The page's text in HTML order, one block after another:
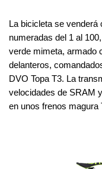
La bicicleta se venderá
numeradas del 1 al
verde mimeta, armado
delanteros,
DVO Topa T3. La
velocidades de SRAM
en unos frenos magura